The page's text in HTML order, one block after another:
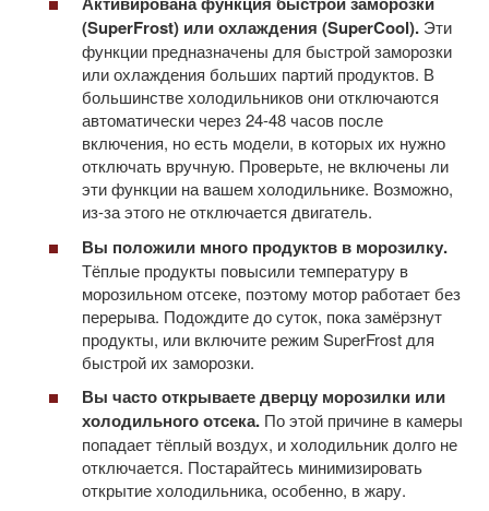
(SuperFrost) или охлаждения (SuperCool). Эти
функции предназначены для быстрой заморозки
или охлаждения больших партий продуктов. В
большинстве холодильников они отключаются
автоматически через 24-48 часов после
включения, но есть модели, в которых их нужно
отключать вручную. Проверьте, не включены ли
эти функции на вашем холодильнике. Возможно,
из-за этого не отключается двигатель.
Вы положили много продуктов в морозилку.
Тёплые продукты повысили температуру в
морозильном отсеке, поэтому мотор работает без
перерыва. Подождите до суток, пока замёрзнут
продукты, или включите режим SuperFrost для
быстрой их заморозки.
Вы часто открываете дверцу морозилки или
холодильного отсека. По этой причине в камеры
попадает тёплый воздух, и холодильник долго не
отключается. Постарайтесь минимизировать
открытие холодильника, особенно, в жару.